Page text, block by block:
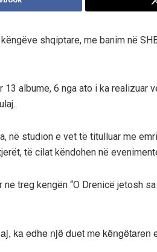
shqiptare, me banim në
13 albume, 6 nga ato i ka realizuar
në studion e vet të titulluar me
të cilat këndohen në
ne treg kengën “O Drenicë jetosh
ka edhe një duet me këngëtaren